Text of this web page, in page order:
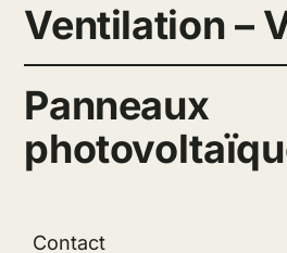
Ventilation –
Panneaux
Contact